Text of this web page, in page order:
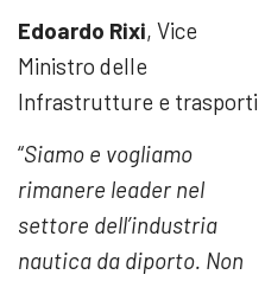
Edoardo Rixi, Vice
Ministro delle
Infrastrutture e trasporti
“Siamo e vogliamo
rimanere leader nel
settore dell’industria
nautica da diporto. Non